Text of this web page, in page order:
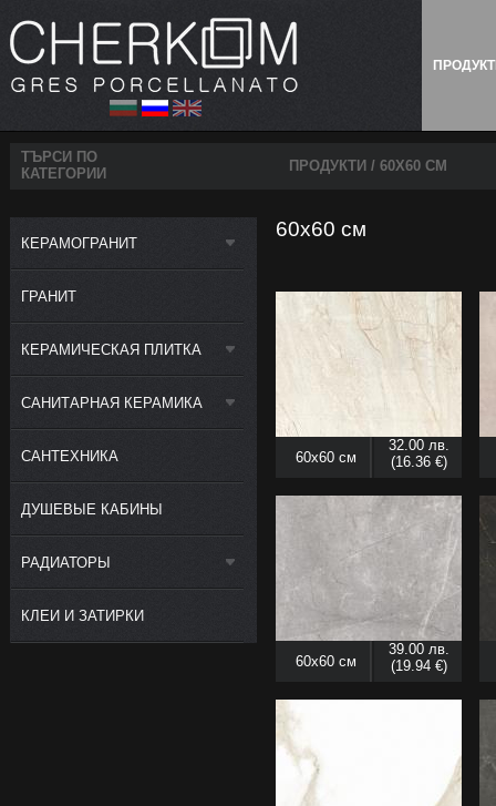
ТЪРСИ ПО
КАТЕГОРИИ
ПРОДУКТИ / 60X60 СМ
КЕРАМОГРАНИТ
ГРАНИТ
КЕРАМИЧЕСКАЯ ПЛИТКА
САНИТАРНАЯ КЕРАМИКА
САНТЕХНИКА
ДУШЕВЫЕ КАБИНЫ
РАДИАТОРЫ
КЛЕИ И ЗАТИРКИ
60x60 см
60x60 см
32.00 лв.
(16.36 €)
60x60 см
39.00 лв.
(19.94 €)